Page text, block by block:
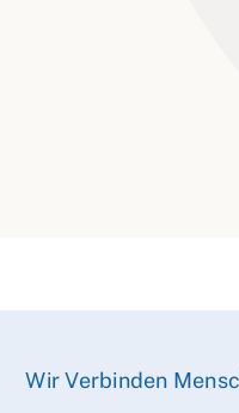
Wir Verbinden